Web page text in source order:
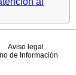
Aviso legal
de Información